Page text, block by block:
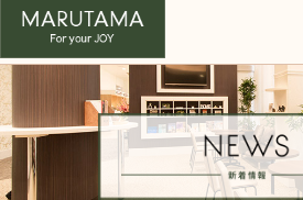
USE OF SPACE-空間の活用-
-地域との活動-